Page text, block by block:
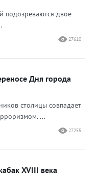
подозреваются двое
27610
Дня города
столицы совпадает
...
27255
XVIII века